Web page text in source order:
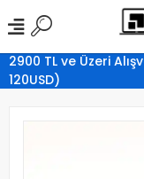
2900 TL ve Üzeri
120USD)